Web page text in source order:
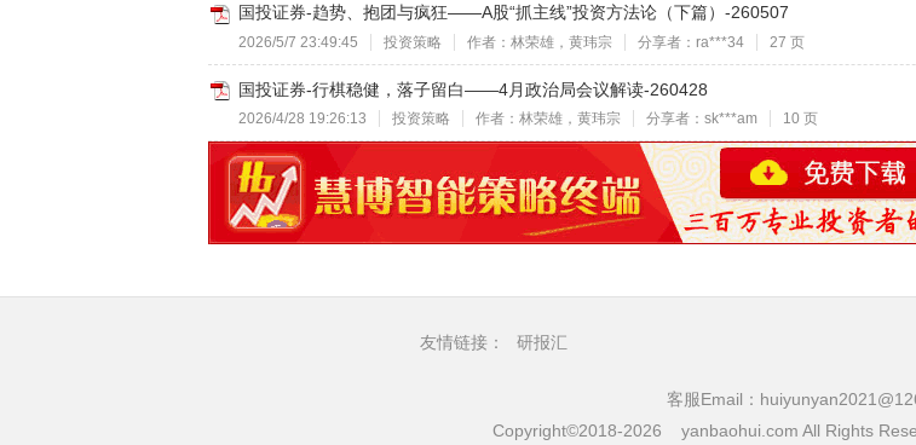
国投证券-趋势、抱团与疯狂——A股“抓主线”投资方法论（下篇）-260507
2026/5/7 23:49:45 投资策略 作者：林荣雄，黄玮宗 分享者：ra***34 27 页
国投证券-行棋稳健，落子留白——4月政治局会议解读-260428
2026/4/28 19:26:13 投资策略 作者：林荣雄，黄玮宗 分享者：sk***am 10 页
友情链接： 研报汇
客服Email：
Copyright©2018-2026 yanbaohui.com All Rights